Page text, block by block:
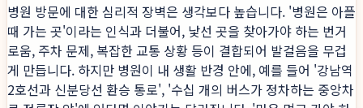
병원 방문에 대한 심리적 장벽은 생각보다 높습니다. '병원은 아플
때 가는 곳'이라는 인식과 더불어, 낯선 곳을 찾아가야 하는 번거
로움, 주차 문제, 복잡한 교통 상황 등이 결합되어 발걸음을 무겁
게 만듭니다. 하지만 병원이 내 생활 반경 안에, 예를 들어 '강남역
2호선과 신분당선 환승 통로', '수십 개의 버스가 정차하는 중앙차